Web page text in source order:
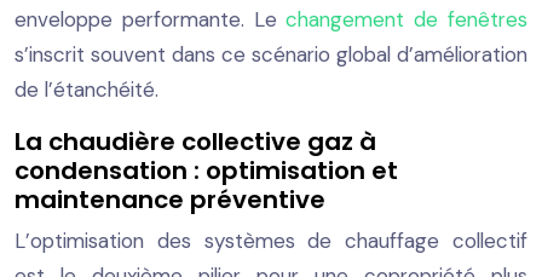
enveloppe performante. Lechangement de fenêtres
s’inscrit souvent dans ce scénario global d’amélioration
de l’étanchéité.
La chaudière collective gaz à
condensation : optimisation et
maintenance préventive
L’optimisation des systèmes de chauffage collectif